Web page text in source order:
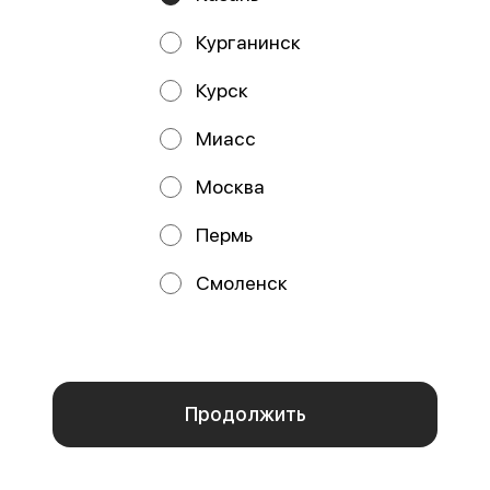
аналитических сервисов согласно нашейполитике
конфиденциальности
Работает на эффективном ядреFoodpicásso
Политика конфиденциальности
Курганинск
Курск
Миасс
Москва
Пермь
Смоленск